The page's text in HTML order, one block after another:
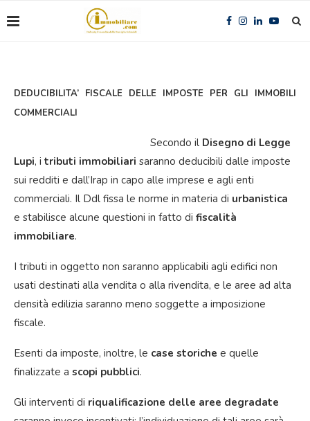
DEDUCIBILITA’ FISCALE DELLE IMPOSTE PER GLI IMMOBILI
COMMERCIALI
Secondo il Disegno di Legge
Lupi, i tributi immobiliari saranno deducibili dalle imposte
sui redditi e dall’Irap in capo alle imprese e agli enti
commerciali. Il Ddl fissa le norme in materia di urbanistica
e stabilisce alcune questioni in fatto di fiscalità
immobiliare.
I tributi in oggetto non saranno applicabili agli edifici non
usati destinati alla vendita o alla rivendita, e le aree ad alta
densità edilizia saranno meno soggette a imposizione
fiscale.
Esenti da imposte, inoltre, le case storiche e quelle
finalizzate a scopi pubblici.
Gli interventi di riqualificazione delle aree degradate